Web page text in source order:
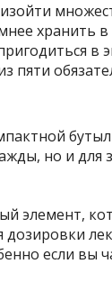
хранить
в
пяти
но и для
элемент,
если вы